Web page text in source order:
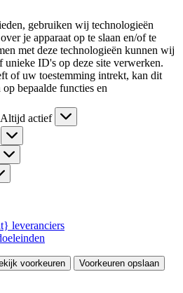
gebruiken wij technologieën
je apparaat op te slaan en/of te
met deze technologieën kunnen wij
unieke ID's op deze site verwerken.
of uw toestemming intrekt, kan dit
bepaalde functies en
Altijd actief
leveranciers
voorkeuren Voorkeuren opslaan